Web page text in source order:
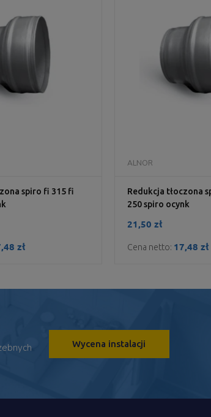
spiro fi 315 fi
zł
Redukcja tłoczona
250 spiro ocynk
ALNOR
21,50 zł
Cena netto: 17,48 zł
Wycena instalacji